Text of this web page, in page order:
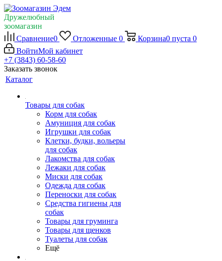
Дружелюбный
зоомагазин
Сравнение0 Отложенные 0 Корзина0 пуста 0
ВойтиМой кабинет
+7 (3843) 60-58-60
Заказать звонок
Каталог
Товары для собак
Корм для собак
Амуниция для собак
Игрушки для собак
Клетки, будки, вольеры
для собак
Лакомства для собак
Лежаки для собак
Миски для собак
Одежда для собак
Переноски для собак
Средства гигиены для
собак
Товары для груминга
Товары для щенков
Туалеты для собак
Ещё